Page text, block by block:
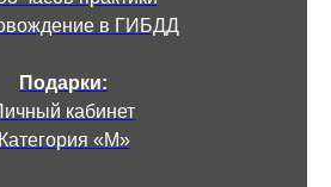
в ГИБДД
Подарки:
кабинет
Категория «М»